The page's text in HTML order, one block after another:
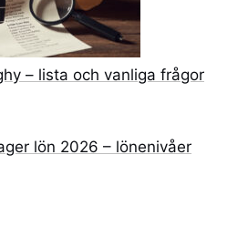
– lista och vanliga frågor
lön 2026 – lönenivåer